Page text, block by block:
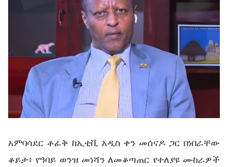
አምባሳደር ቶፊቅ ከኢቲቪ አዲስ ቀን መሰናዶ ጋር በነበራቸው
ቆይታ፥ የዓባይ ወንዝ መነሻን ለመቆጣጠር የተለያዩ ሙከራዎች